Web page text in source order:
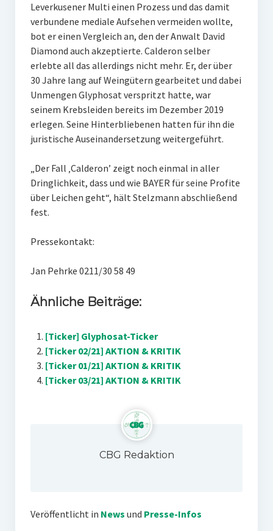
Leverkusener Multi einen Prozess und das damit
verbundene mediale Aufsehen vermeiden wollte,
bot er einen Vergleich an, den der Anwalt David
Diamond auch akzeptierte. Calderon selber
erlebte all das allerdings nicht mehr. Er, der über
30 Jahre lang auf Weingütern gearbeitet und dabei
Unmengen Glyphosat verspritzt hatte, war
seinem Krebsleiden bereits im Dezember 2019
erlegen. Seine Hinterbliebenen hatten für ihn die
juristische Auseinandersetzung weitergeführt.
„Der Fall ‚Calderon’ zeigt noch einmal in aller
Dringlichkeit, dass und wie BAYER für seine Profite
über Leichen geht“, hält Stelzmann abschließend
fest.
Pressekontakt:
Jan Pehrke 0211/30 58 49
Ähnliche Beiträge:
[Ticker] Glyphosat-Ticker
[Ticker 02/21] AKTION & KRITIK
[Ticker 01/21] AKTION & KRITIK
[Ticker 03/21] AKTION & KRITIK
CBG Redaktion
Veröffentlicht in News und Presse-Infos